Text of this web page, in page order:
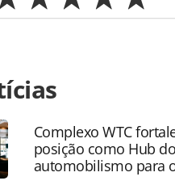
mercado/
parcerias-para-salao-
ou as
Todo o conteúdo
é protegido pela legislação
Não reproduza o
Complexo WTC
posição como Hub do
automobilismo para